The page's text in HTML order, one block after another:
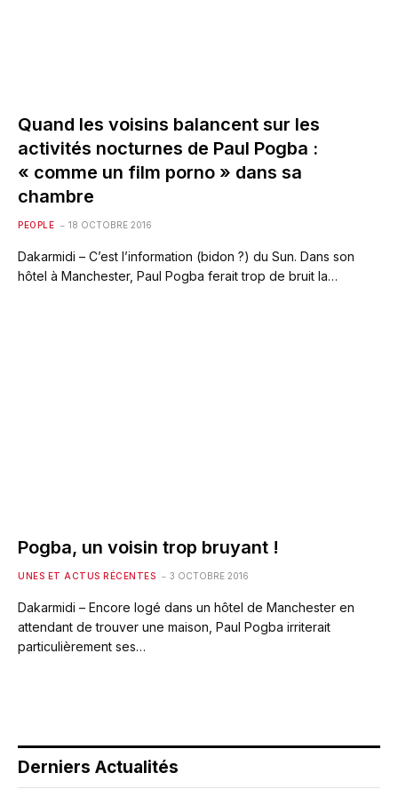
Quand les voisins balancent sur les
activités nocturnes de Paul Pogba :
« comme un film porno » dans sa
chambre
PEOPLE 18 OCTOBRE 2016
Dakarmidi – C’est l’information (bidon ?) du Sun. Dans son
hôtel à Manchester, Paul Pogba ferait trop de bruit la…
Pogba, un voisin trop bruyant !
UNES ET ACTUS RÉCENTES 3 OCTOBRE 2016
Dakarmidi – Encore logé dans un hôtel de Manchester en
attendant de trouver une maison, Paul Pogba irriterait
particulièrement ses…
Derniers Actualités